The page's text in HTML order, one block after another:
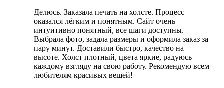
Делюсь. Заказала печать на холсте. Процесс
оказался лёгким и понятным. Сайт очень
интуитивно понятный, все шаги доступны.
Выбрала фото, задала размеры и оформила заказ за
пару минут. Доставили быстро, качество на
высоте. Холст плотный, цвета яркие, радуюсь
каждому взгляду на свою работу. Рекомендую всем
любителям красивых вещей!